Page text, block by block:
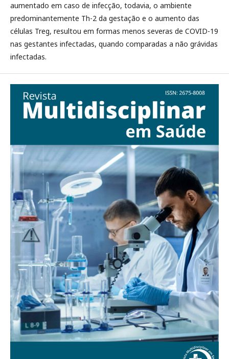
aumentado em caso de infecção, todavia, o ambiente
predominantemente Th-2 da gestação e o aumento das
células Treg, resultou em formas menos severas de COVID-19
nas gestantes infectadas, quando comparadas a não grávidas
infectadas.